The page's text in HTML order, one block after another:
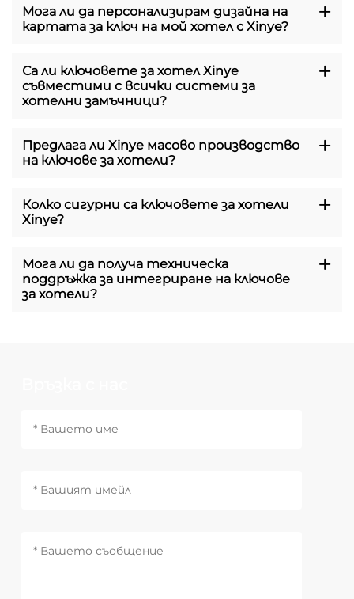
Мога ли да персонализирам дизайна на
картата за ключ на мой хотел с Xinye?
Са ли ключовете за хотел Xinye
съвместими с всички системи за
хотелни замъчници?
Предлага ли Xinye масово производство
на ключове за хотели?
Колко сигурни са ключовете за хотели
Xinye?
Мога ли да получа техническа
поддръжка за интегриране на ключове
за хотели?